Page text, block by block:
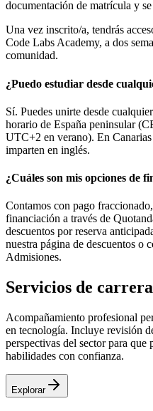
documentación de matrícula y
Una vez inscrito/a, tendrás
Code Labs Academy, a dos
comunidad.
¿Puedo estudiar desde
Sí. Puedes unirte desde
horario de España peninsular
UTC+2 en verano). En Canarias
imparten en inglés.
¿Cuáles son mis opciones de
Contamos con pago
financiación a través de
descuentos por reserva
nuestra página de descuentos o
Admisiones.
Servicios de carrera
Acompañamiento profesional
en tecnología. Incluye revisión
perspectivas del sector para que
habilidades con confianza.
Explorar